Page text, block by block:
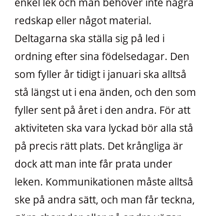
redskap eller något material.
Deltagarna ska ställa sig på led i
ordning efter sina födelsedagar. Den
som fyller år tidigt i januari ska alltså
stå längst ut i ena änden, och den som
fyller sent på året i den andra. För att
aktiviteten ska vara lyckad bör alla stå
på precis rätt plats. Det krångliga är
dock att man inte får prata under
leken. Kommunikationen måste alltså
ske på andra sätt, och man får teckna,